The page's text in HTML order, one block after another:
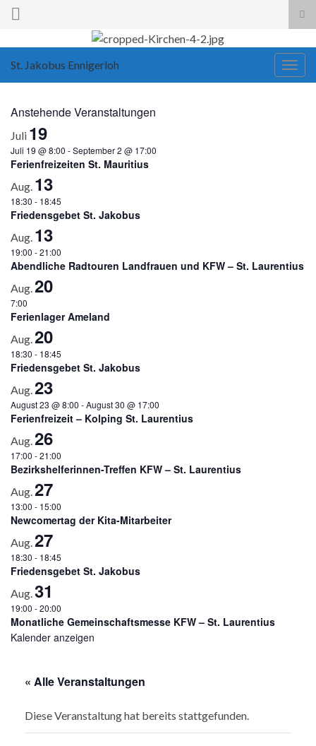
Search for:
St. Jakobus Ennigerloh
Anstehende Veranstaltungen
Juli 19
Juli 19 @ 8:00 -September 2 @ 17:00
Ferienfreizeiten St. Mauritius
Aug. 13
18:30 - 18:45
Friedensgebet St. Jakobus
Aug. 13
19:00 -21:00
Abendliche Radtouren Landfrauen und KFW – St. Laurentius
Aug.20
7:00
Ferienlager Ameland
Aug.20
18:30 - 18:45
Friedensgebet St. Jakobus
Aug.23
August 23 @ 8:00 -August 30 @ 17:00
Ferienfreizeit – Kolping St. Laurentius
Aug.26
17:00 -21:00
Bezirkshelferinnen-Treffen KFW – St. Laurentius
Aug.27
13:00 - 15:00
Newcomertag der Kita-Mitarbeiter
Aug.27
18:30 - 18:45
Friedensgebet St. Jakobus
Aug.31
19:00 -20:00
Monatliche Gemeinschaftsmesse KFW – St. Laurentius
Kalender anzeigen
« Alle Veranstaltungen
Diese Veranstaltung hat bereits stattgefunden.